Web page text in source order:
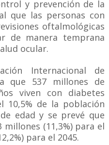
y prevención de la
que las personas con
oftalmológicas
de manera temprana
ocular.
Internacional de
que 537 millones de
viven con diabetes
10,5% de la población
edad y se prevé que
(11,3%) para el
para el 2045.